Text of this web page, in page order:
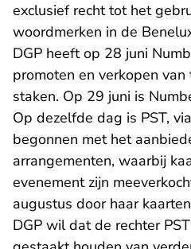
exclusief recht tot het
woordmerken in de
DGP heeft op 28 juni
promoten en verkopen
staken. Op 29 juni is
Op dezelfde dag is PST,
begonnen met het
arrangementen, waarbij
evenement zijn
augustus door haar
DGP wil dat de rechter